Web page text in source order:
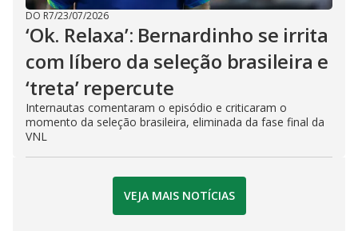
DO R7/23/07/2026
‘Ok. Relaxa’: Bernardinho se irrita
com líbero da seleção brasileira e
‘treta’ repercute
Internautas comentaram o episódio e criticaram o
momento da seleção brasileira, eliminada da fase final da
VNL
VEJA MAIS NOTÍCIAS